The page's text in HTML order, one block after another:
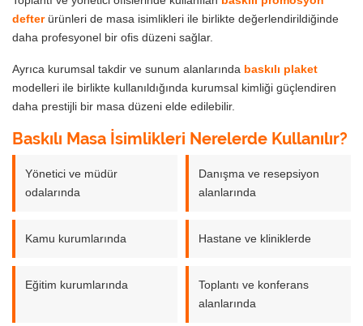
defterürünleri de masa isimlikleri ile birlikte değerlendirildiğinde
daha profesyonel bir ofis düzeni sağlar.
Ayrıca kurumsal takdir ve sunum alanlarında baskılı plaket
modelleri ile birlikte kullanıldığında kurumsal kimliği güçlendiren
daha prestijli bir masa düzeni elde edilebilir.
Baskılı Masa İsimlikleri Nerelerde Kullanılır?
Yönetici ve müdür
odalarında
Danışma ve resepsiyon
alanlarında
Kamu kurumlarında Hastane ve kliniklerde
Eğitim kurumlarında
Toplantı ve konferans
alanlarında